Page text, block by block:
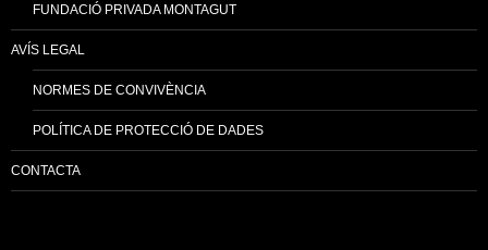
FUNDACIÓ PRIVADA MONTAGUT
AVÍS LEGAL
NORMES DE CONVIVÈNCIA
POLÍTICA DE PROTECCIÓ DE DADES
CONTACTA